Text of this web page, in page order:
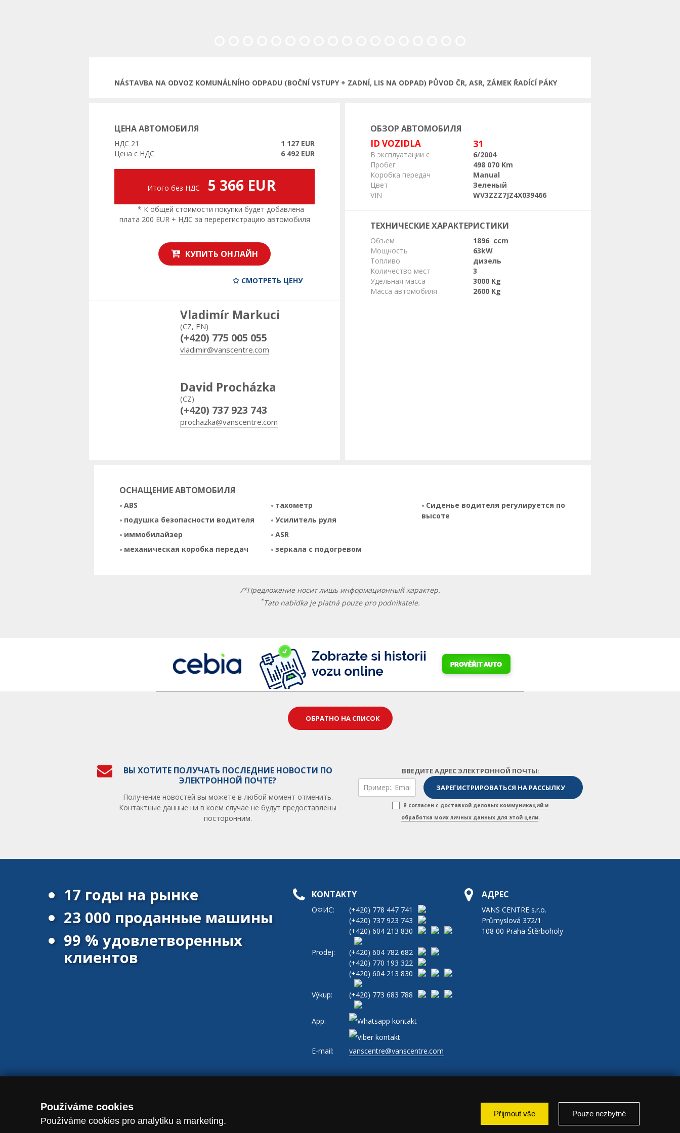
NÁSTAVBA NA ODVOZ KOMUNÁLNÍHO ODPADU (BOČNÍ VSTUPY + ZADNÍ, LIS NA ODPAD) PŮVOD ČR, ASR, ZÁMEK ŘADÍCÍ PÁKY
ЦЕНА АВТОМОБИЛЯ
НДС 21
1 127 EUR
Цена с НДС
6 492 EUR
Итого без НДС 5 366 EUR
* К общей стоимости покупки будет добавлена
плата 200 EUR + НДС за перерегистрацию автомобиля
КУПИТЬ ОНЛАЙН
СМОТРЕТЬ ЦЕНУ
Vladimír Markuci
(CZ, EN)
(+420) 775 005 055
vladimir@vanscentre.com
David Procházka
(CZ)
(+420) 737 923 743
prochazka@vanscentre.com
ОБЗОР АВТОМОБИЛЯ
ID VOZIDLA 31
В эксплуатации с
6/2004
Пробег
498 070 Km
Коробка передач
Manual
Цвет
Зеленый
VIN
WV3ZZZ7JZ4X039466
ТЕХНИЧЕСКИЕ ХАРАКТЕРИСТИКИ
Объем
1896 ccm
Мощность
63kW
Топливо
дизель
Количество мест
3
Удельная масса
3000 Kg
Масса автомобиля
2600 Kg
ОСНАЩЕНИЕ АВТОМОБИЛЯ
ABS
подушка безопасности водителя
иммобилайзер
механическая коробка передач
тахометр
Усилитель руля
ASR
зеркала с подогревом
Сиденье водителя регулируется по
высоте
/*Предложение носит лишь информационный характер.
*Tato nabídka je platná pouze pro podnikatele.
ОБРАТНО НА СПИСОК
ВЫ ХОТИТЕ ПОЛУЧАТЬ ПОСЛЕДНИЕ НОВОСТИ ПО
ЭЛЕКТРОННОЙ ПОЧТЕ?
Получение новостей вы можете в любой момент отменить.
Контактные данные ни в коем случае не будут предоставлены
посторонним.
ВВЕДИТЕ АДРЕС ЭЛЕКТРОННОЙ ПОЧТЫ:
Я согласен с доставкой деловых коммуникаций и
обработка моих личных данных для этой цели.
17 годы на рынке
23 000 проданные машины
99 % удовлетворенных
клиентов
KONTAKTY
ОФИС: (+420) 778 447 741
(+420) 737 923 743
(+420) 604 213 830
Prodej: (+420) 604 782 682
(+420) 770 193 322
(+420) 604 213 830
Výkup: (+420) 773 683 788
App:
E-mail: vanscentre@vanscentre.com
АДРЕС
VANS CENTRE s.r.o.
Průmyslová 372/1
108 00 Praha-Štěrboholy
Používáme cookies
Používáme cookies pro analytiku a marketing.
Přijmout vše Pouze nezbytné